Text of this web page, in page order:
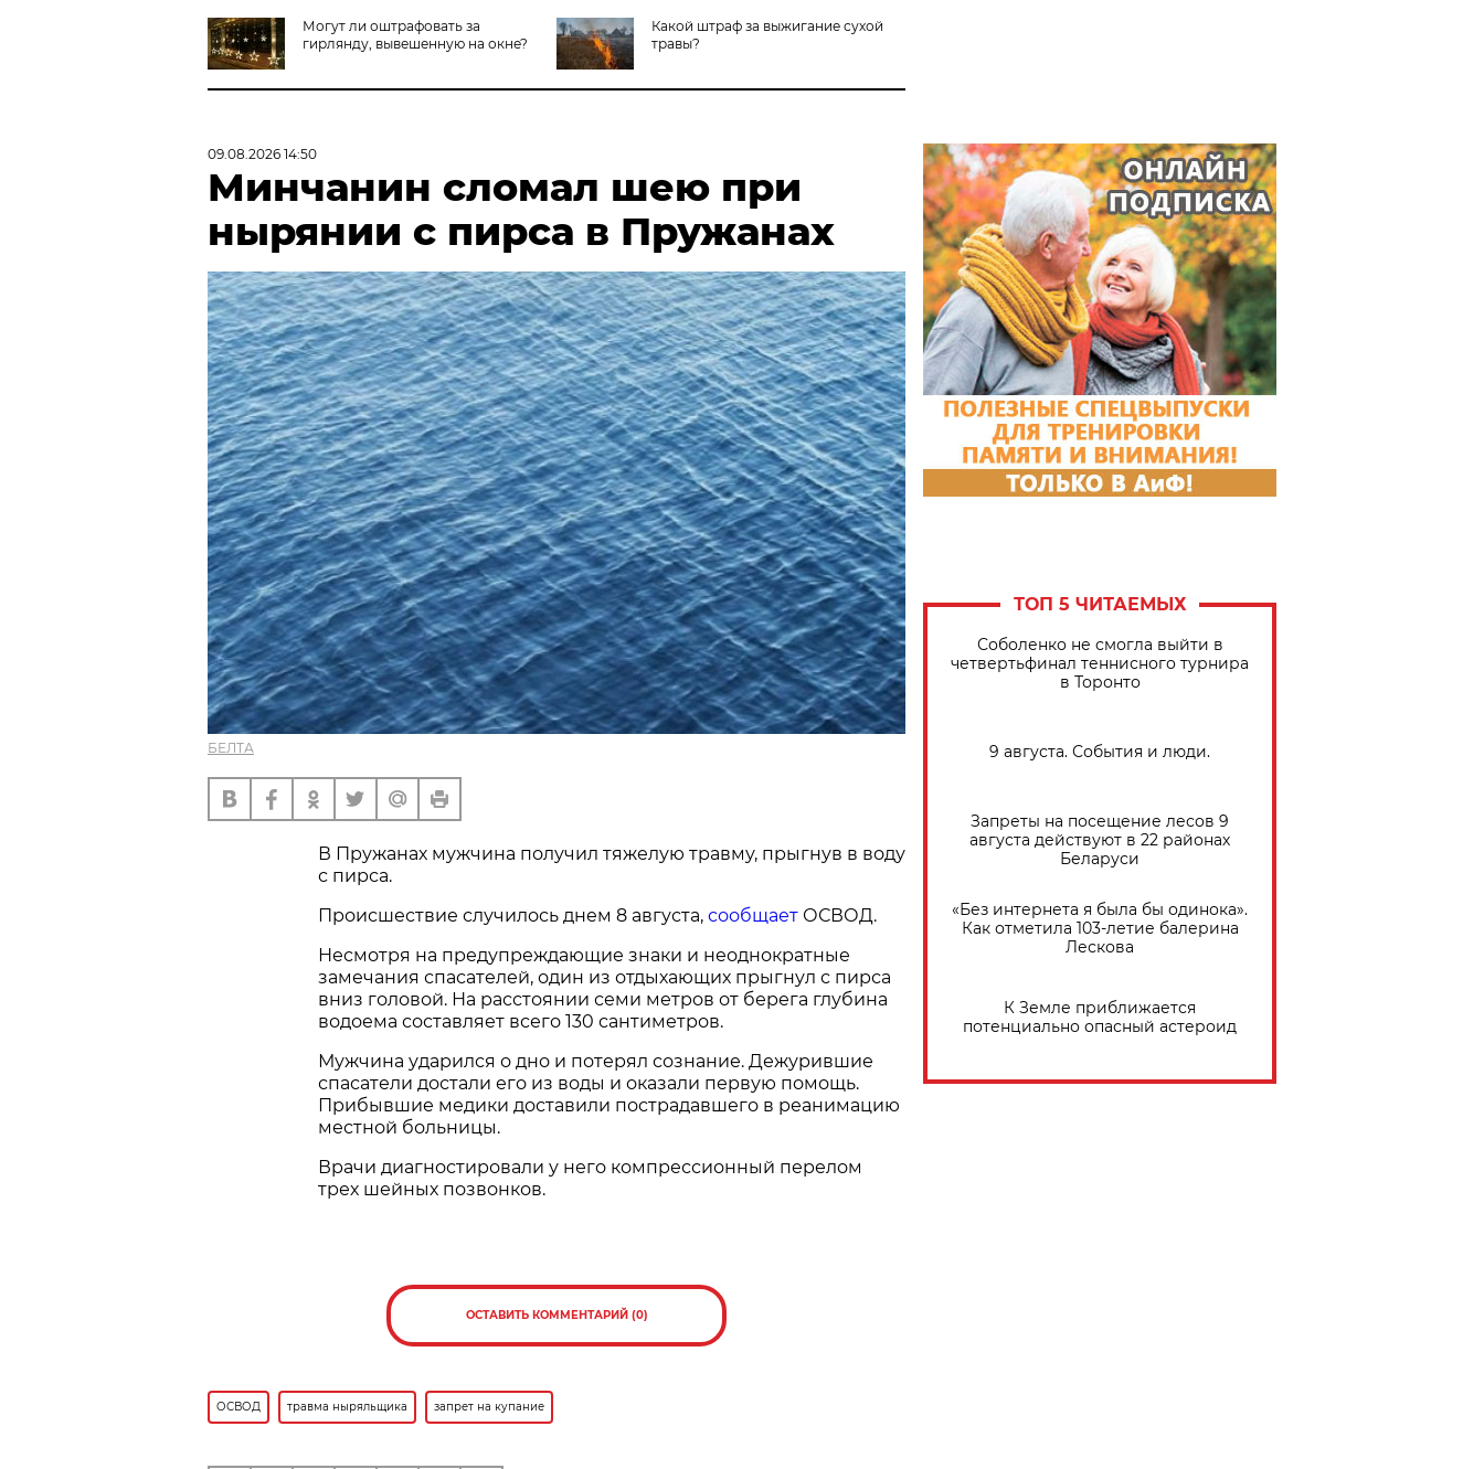
Могут ли оштрафовать за
гирлянду, вывешенную на окне?
Какой штраф за выжигание сухой
травы?
09.08.2026 14:50
Минчанин сломал шею при
нырянии с пирса в Пружанах
БЕЛТА
В Пружанах мужчина получил тяжелую травму, прыгнув в воду
с пирса.
Происшествие случилось днем 8 августа, сообщает ОСВОД.
Несмотря на предупреждающие знаки и неоднократные
замечания спасателей, один из отдыхающих прыгнул с пирса
вниз головой. На расстоянии семи метров от берега глубина
водоема составляет всего 130 сантиметров.
Мужчина ударился о дно и потерял сознание. Дежурившие
спасатели достали его из воды и оказали первую помощь.
Прибывшие медики доставили пострадавшего в реанимацию
местной больницы.
Врачи диагностировали у него компрессионный перелом
трех шейных позвонков.
ОСТАВИТЬ КОММЕНТАРИЙ (0)
ОСВОД травма ныряльщика запрет на купание
ТОП 5 ЧИТАЕМЫХ
Соболенко не смогла выйти в
четвертьфинал теннисного турнира
в Торонто
9 августа. События и люди.
Запреты на посещение лесов 9
августа действуют в 22 районах
Беларуси
«Без интернета я была бы одинока».
Как отметила 103-летие балерина
Лескова
К Земле приближается
потенциально опасный астероид